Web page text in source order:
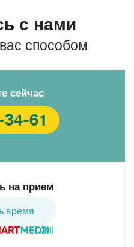
с нами
способом
сейчас
34-61
на прием
время